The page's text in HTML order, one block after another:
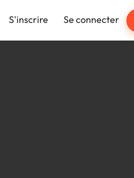
S'inscrire Se connecter